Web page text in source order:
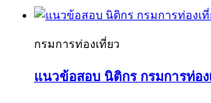
กรมการท่องเที่ยว
แนวข้อสอบ นิติกร กรมการท่อง